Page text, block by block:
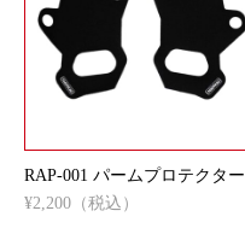
RAP-001 パームプロテクター
¥2,200（税込）